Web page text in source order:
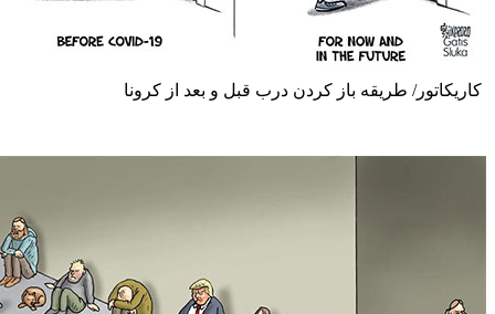
طریقه باز کردن درب قبل و بعد از کرونا